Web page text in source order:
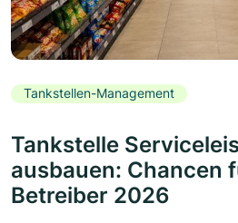
Tankstellen-Management
Tankstelle
ausbauen: Chancen
Betreiber 2026